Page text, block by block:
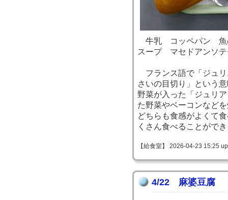
牛乳 コッペパン 魚
スープ マセドアンソテ
フランス語で「ジュリ
さいの目切り」という
野菜が入った「ジュリ
た野菜やベーコンなど
どちらも食感がよくて
くさん食べることがで
【給食室】 2026-04-23 15:25
4/22 麻婆豆腐